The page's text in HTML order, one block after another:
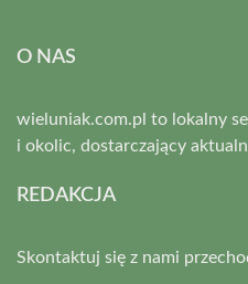
O NAS
wieluniak.com.pl to lokalny
i okolic, dostarczający
REDAKCJA
Skontaktuj się z nami